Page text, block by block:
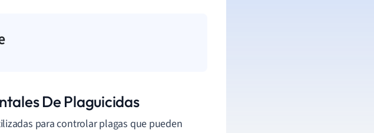
De Plaguicidas
para controlar plagas que pueden